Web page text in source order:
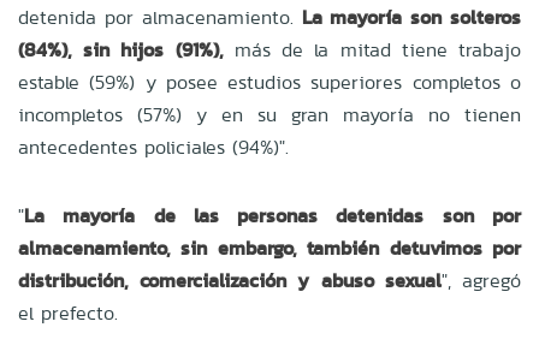
detenida por almacenamiento. La mayoría son solteros
(84%), sin hijos (91%),más de la mitad tiene trabajo
estable (59%) y posee estudios superiores completos o
incompletos (57%) y en su gran mayoría no tienen
antecedentes policiales (94%)".
"La mayoría de las personas detenidas son por
almacenamiento, sin embargo, también detuvimos por
distribución, comercialización y abuso sexual", agregó
el prefecto.